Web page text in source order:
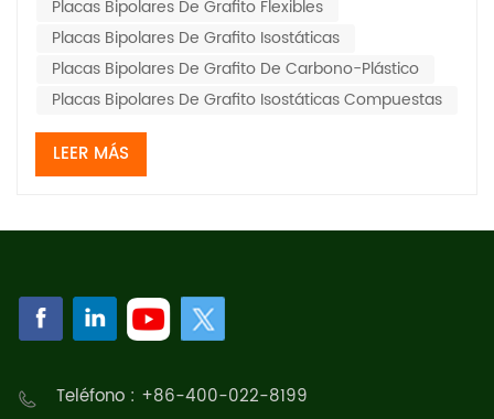
la batería y la "autopista" que asegura el fl...
Placas Bipolares De Grafito Flexibles
Placas Bipolares De Grafito Isostáticas
Placas Bipolares De Grafito De Carbono-Plástico
Placas Bipolares De Grafito Isostáticas Compuestas
LEER MÁS
Teléfono : +86-400-022-8199